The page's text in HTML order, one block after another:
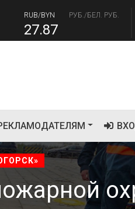
RUB/USD РУБ./